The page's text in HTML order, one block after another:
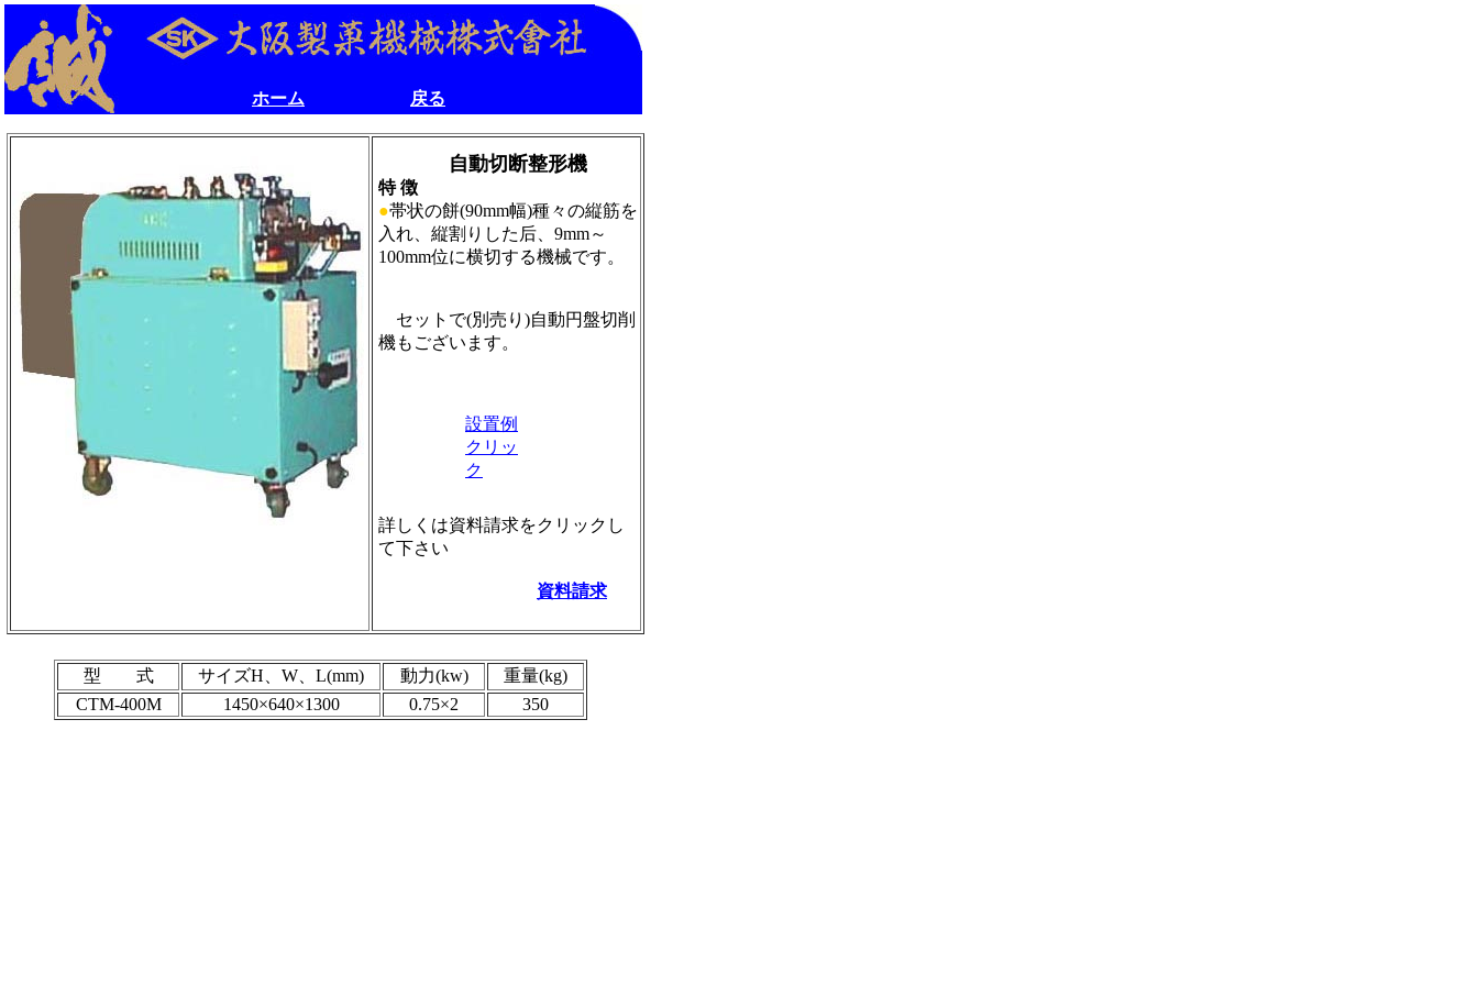
設置例
クリッ
ク
ホーム 戻る
ホーム 戻る
自動切断整形機
特 徴
●帯状の餅(90mm幅)種々の縦筋を
入れ、縦割りした后、9mm～
100mm位に横切する機械です。
セットで(別売り)自動円盤切削
機もございます。
詳しくは資料請求をクリックし
て下さい
資料請求
型 式 サイズH、W、L(mm) 動力(kw)
重量(kg)
CTM-400M
1450×640×1300 0.75×2 350